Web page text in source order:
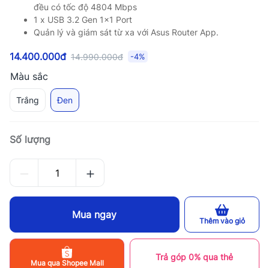
đều có tốc độ 4804 Mbps
1 x USB 3.2 Gen 1×1 Port
Quản lý và giám sát từ xa với Asus Router App.
14.400.000đ 14.990.000đ -4%
Màu sắc
Trắng Đen
Số lượng
Mua ngay Thêm vào giỏ
Mua qua Shopee Mall
Trả góp 0% qua thẻ